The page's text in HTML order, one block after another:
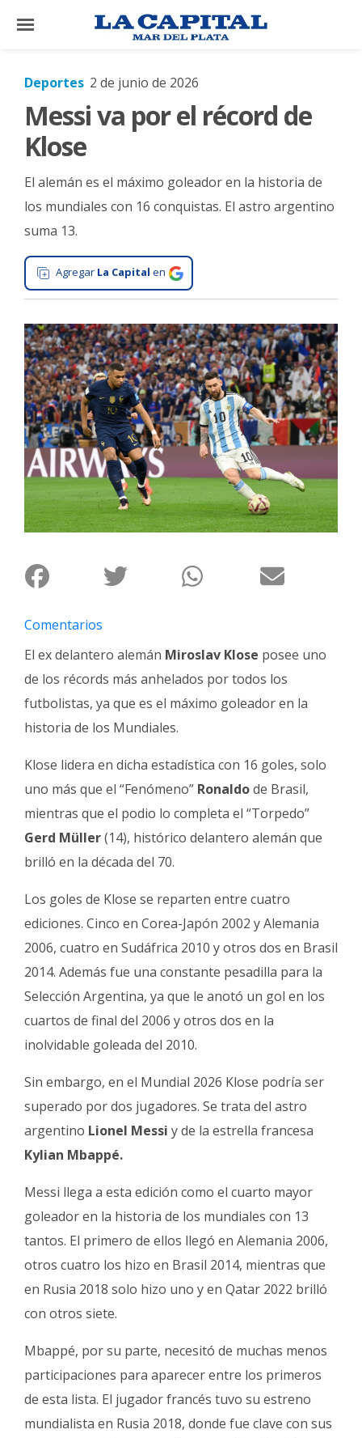
×
El
País
Mundo
La
Zona
Cultura
Tecnología
Gastronomía
Salud
Interés
General
La
Ciudad
Deportes
Arte
y
Policiales
de
Familia
Clasificados
Fúnebres
Deportes 2 de junio de 2026
Messi va por el récord de
Klose
El alemán es el máximo goleador en la historia de
los mundiales con 16 conquistas. El astro argentino
suma 13.
Agregar La Capital en
Comentarios
El ex delantero alemán Miroslav Klose posee uno
de los récords más anhelados por todos los
futbolistas, ya que es el máximo goleador en la
historia de los Mundiales.
Klose lidera en dicha estadística con 16 goles, solo
uno más que el “Fenómeno” Ronaldode Brasil,
mientras que el podio lo completa el “Torpedo”
Gerd Müller(14), histórico delantero alemán que
brilló en la década del 70.
Los goles de Klose se reparten entre cuatro
ediciones. Cinco en Corea-Japón 2002 y Alemania
2006, cuatro en Sudáfrica 2010 y otros dos en Brasil
2014. Además fue una constante pesadilla para la
Selección Argentina, ya que le anotó un gol en los
cuartos de final del 2006 y otros dos en la
inolvidable goleada del 2010.
Sin embargo, en el Mundial 2026 Klose podría ser
superado por dos jugadores. Se trata del astro
argentino Lionel Messi y de la estrella francesa
Kylian Mbappé.
Messi llega a esta edición como el cuarto mayor
goleador en la historia de los mundiales con 13
tantos. El primero de ellos llegó en Alemania 2006,
otros cuatro los hizo en Brasil 2014, mientras que
en Rusia 2018 solo hizo uno y en Qatar 2022 brilló
con otros siete.
Mbappé, por su parte, necesitó de muchas menos
participaciones para aparecer entre los primeros
de esta lista. El jugador francés tuvo su estreno
mundialista en Rusia 2018, donde fue clave con sus